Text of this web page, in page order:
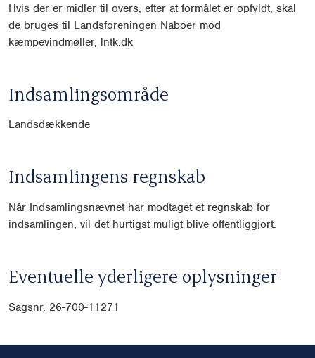
Hvis der er midler til overs, efter at formålet er opfyldt, skal
de bruges til Landsforeningen Naboer mod
kæmpevindmøller, lntk.dk
Indsamlingsområde
Landsdækkende
Indsamlingens regnskab
Når Indsamlingsnævnet har modtaget et regnskab for
indsamlingen, vil det hurtigst muligt blive offentliggjort.
Eventuelle yderligere oplysninger
Sagsnr. 26-700-11271